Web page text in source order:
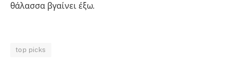
θάλασσα βγαίνει έξω.
top picks